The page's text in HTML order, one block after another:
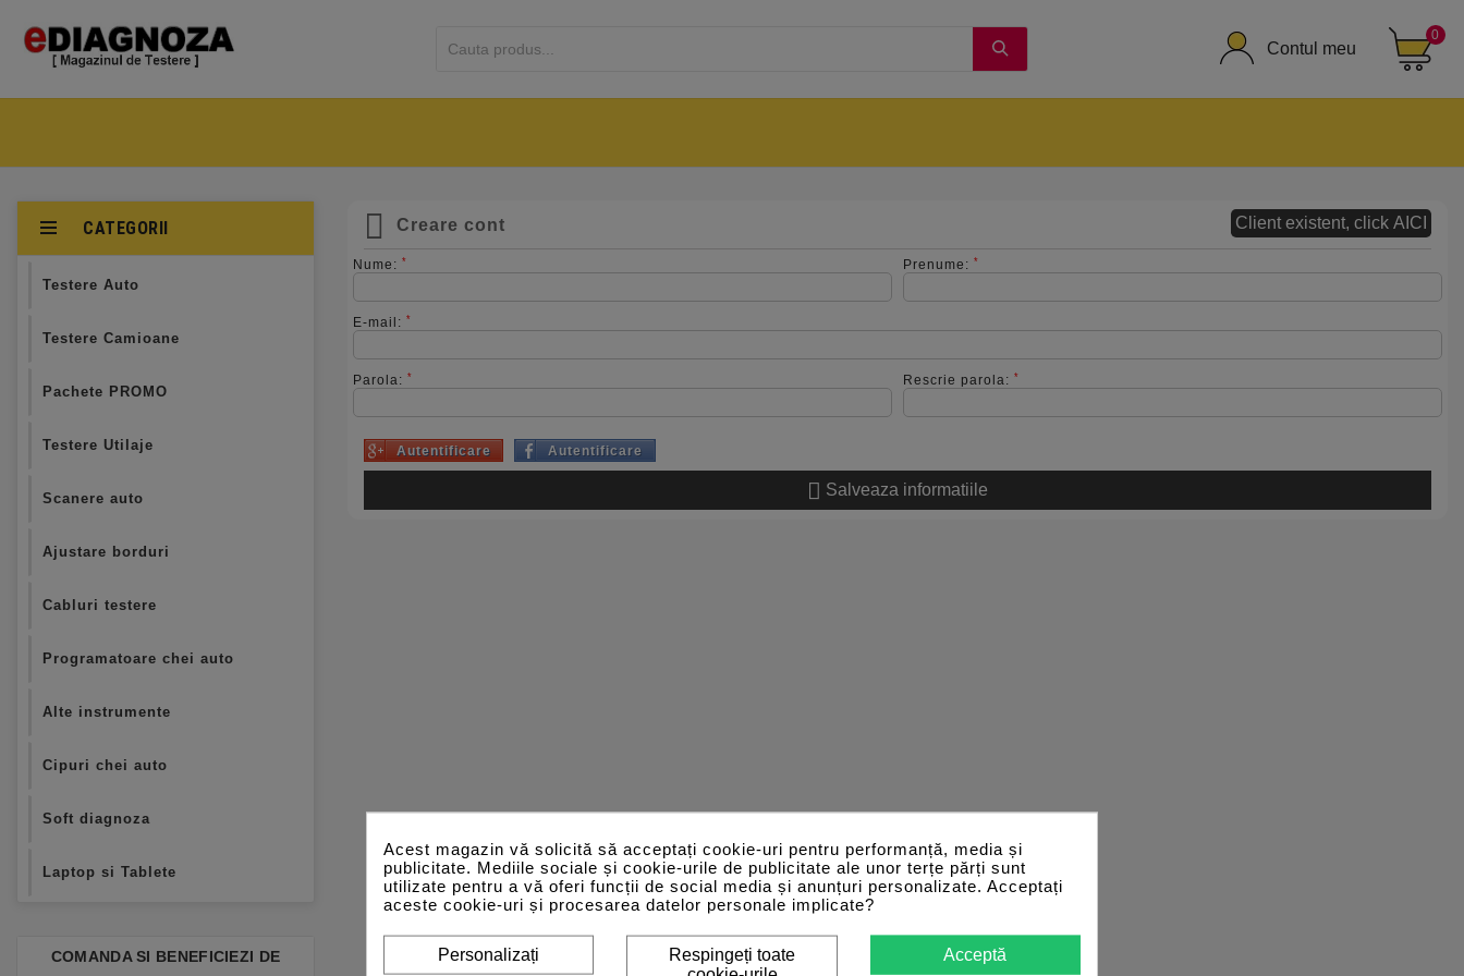
Contul meu
0
CATEGORII
Testere Auto
Testere Camioane
Pachete PROMO
Testere Utilaje
Scanere auto
Ajustare borduri
Cabluri testere
Programatoare chei auto
Alte instrumente
Cipuri chei auto
Soft diagnoza
Laptop si Tablete
COMANDA SI BENEFICIEZI DE
Creare cont Client existent, click AICI
Nume:* Prenume:*
E-mail:*
Parola:* Rescrie parola:*
Autentificare Autentificare
Salveaza informatiile
Acest magazin vă solicită să acceptați cookie-uri pentru performanță, media și
publicitate. Mediile sociale și cookie-urile de publicitate ale unor terțe părți sunt
utilizate pentru a vă oferi funcții de social media și anunțuri personalizate. Acceptați
aceste cookie-uri și procesarea datelor personale implicate?
Acceptă
Respingeți toate
Personalizați